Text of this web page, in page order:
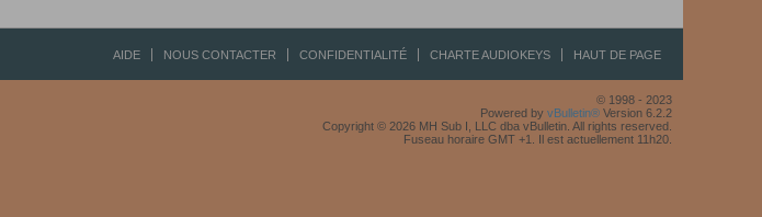
AIDE NOUS CONTACTER CONFIDENTIALITÉ CHARTE AUDIOKEYS HAUT DE PAGE
© 1998 - 2023
Powered by vBulletin® Version 6.2.2
Copyright © 2026 MH Sub I, LLC dba vBulletin. All rights reserved.
Fuseau horaire GMT +1. Il est actuellement 11h20.